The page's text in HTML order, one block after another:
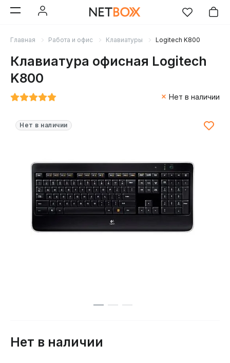
Главная Работа и офис Клавиатуры Logitech K800
Клавиатура офисная Logitech
K800
Нет в наличии
Нет в наличии
Нет в наличии